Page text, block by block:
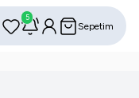
Avantajlı Setler
Favorilerim
5
HesabımSepetim